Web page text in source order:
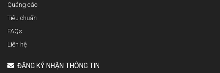
Quảng cáo
Tiêu chuẩn
FAQs
Liên hệ
ĐĂNG KÝ NHẬN THÔNG TIN